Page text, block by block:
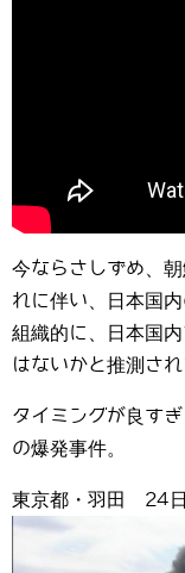
今ならさしずめ、
れに伴い、日本国
組織的に、日本国
はないかと推測され
タイミングが良す
の爆発事件。
東京都・羽田 24日